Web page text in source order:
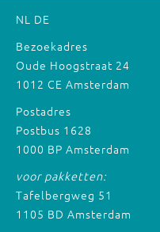
NL DE
Bezoekadres
Oude Hoogstraat 24
1012 CE Amsterdam
Postadres
Postbus 1628
1000 BP Amsterdam
voor pakketten:
Tafelbergweg 51
1105 BD Amsterdam